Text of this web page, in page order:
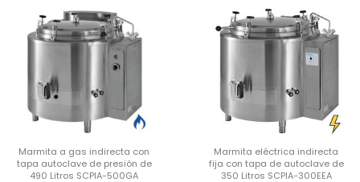
Marmita a gas indirecta con
tapa autoclave de presión de
490 Litros SCPIA-500GA
Marmita eléctrica indirecta
fija con tapa de autoclave de
350 Litros SCPIA-300EEA